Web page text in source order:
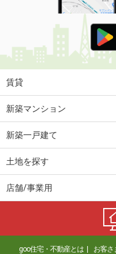
神奈川県横浜市西区平沼
価 格
住 所
物件種別
神奈川県横浜市西区平
神奈川県横浜市旭区鶴
住 所
物件種別
賃貸
新築マンション
新築一戸建て
土地を探す
店舗/事業用
goo住宅・不動産とは お客さ